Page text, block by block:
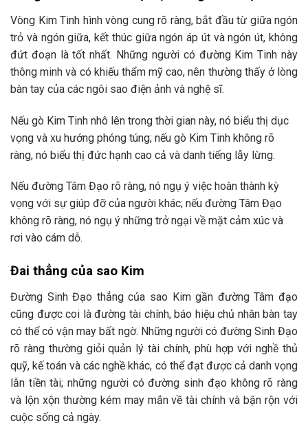
Vòng Kim Tinh hình vòng cung rõ ràng, bắt đầu từ giữa ngón
trỏ và ngón giữa, kết thúc giữa ngón áp út và ngón út, không
đứt đoạn là tốt nhất. Những người có đường Kim Tinh này
thông minh và có khiếu thẩm mỹ cao, nên thường thấy ở lòng
bàn tay của các ngôi sao điện ảnh và nghệ sĩ.
Nếu gò Kim Tinh nhô lên trong thời gian này, nó biểu thị dục
vọng và xu hướng phóng túng; nếu gò Kim Tinh không rõ
ràng, nó biểu thị đức hạnh cao cả và danh tiếng lẫy lừng.
Nếu đường Tâm Đạo rõ ràng, nó ngụ ý việc hoàn thành kỳ
vọng với sự giúp đỡ của người khác; nếu đường Tâm Đạo
không rõ ràng, nó ngụ ý những trở ngại về mặt cảm xúc và
rơi vào cám dỗ.
Đai thẳng của sao Kim
Đường Sinh Đạo thẳng của sao Kim gần đường Tâm đạo
cũng được coi là đường tài chính, báo hiệu chủ nhân bàn tay
có thể có vận may bất ngờ. Những người có đường Sinh Đạo
rõ ràng thường giỏi quản lý tài chính, phù hợp với nghề thủ
quỹ, kế toán và các nghề khác, có thể đạt được cả danh vọng
lẫn tiền tài; những người có đường sinh đạo không rõ ràng
và lộn xộn thường kém may mắn về tài chính và bận rộn với
cuộc sống cả ngày.